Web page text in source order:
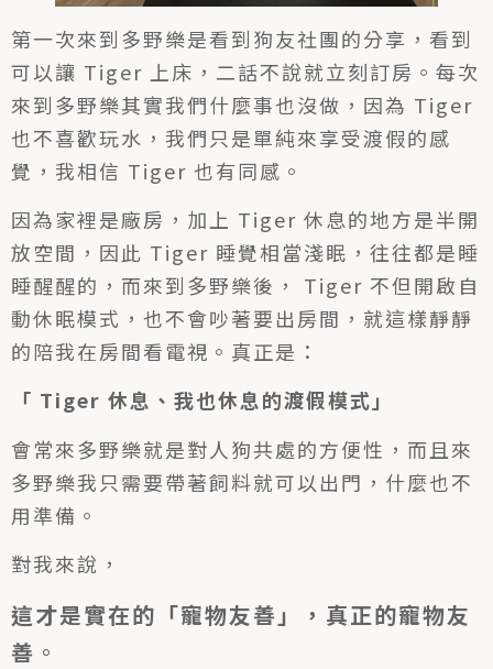
第一次來到多野樂是看到狗友社團的分享，看到
可以讓 Tiger 上床，二話不說就立刻訂房。每次
來到多野樂其實我們什麼事也沒做，因為 Tiger
也不喜歡玩水，我們只是單純來享受渡假的感
覺，我相信 Tiger 也有同感。
因為家裡是廠房，加上 Tiger 休息的地方是半開
放空間，因此 Tiger 睡覺相當淺眠，往往都是睡
睡醒醒的，而來到多野樂後， Tiger 不但開啟自
動休眠模式，也不會吵著要出房間，就這樣靜靜
的陪我在房間看電視。真正是：
「 Tiger 休息、我也休息的渡假模式」
會常來多野樂就是對人狗共處的方便性，而且來
多野樂我只需要帶著飼料就可以出門，什麼也不
用準備。
對我來說，
這才是實在的「寵物友善」，真正的寵物友
善 。